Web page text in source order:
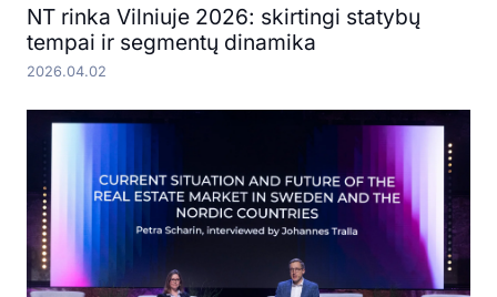
NT rinka Vilniuje 2026: skirtingi statybų
tempai ir segmentų dinamika
2026.04.02